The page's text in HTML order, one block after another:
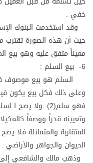
خفي .
وقد استخدمت البنوك
حيث أن هذه الصورة تقترب
معيناً متفق عليه وهو بيع
6- بيع السلم :
السلم هو بيع موصوف
وعلى ذلك فكل بيع يكون
فهو سلم(2) .ولا
وتعيينه قدراً ووصفاً
المتقاربة والمتماثلة فلا
الحيوان والجواهر والأراضي .
وذهب مالك والشافعي